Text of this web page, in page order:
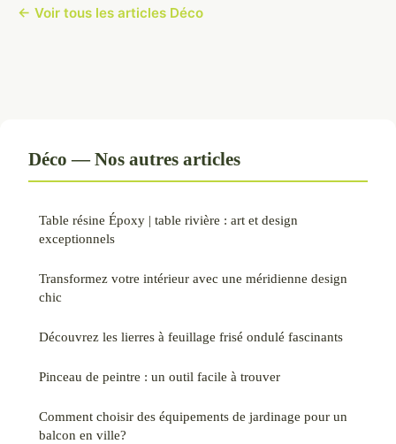
← Voir tous les articles Déco
Déco — Nos autres articles
Table résine Époxy | table rivière : art et design
exceptionnels
Transformez votre intérieur avec une méridienne design
chic
Découvrez les lierres à feuillage frisé ondulé fascinants
Pinceau de peintre : un outil facile à trouver
Comment choisir des équipements de jardinage pour un
balcon en ville?